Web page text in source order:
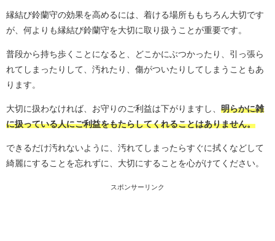
縁結び鈴蘭守の効果を高めるには、着ける場所ももちろん大切です
が、何よりも縁結び鈴蘭守を大切に取り扱うことが重要です。
普段から持ち歩くことになると、どこかにぶつかったり、引っ張ら
れてしまったりして、汚れたり、傷がついたりしてしまうこともあ
ります。
大切に扱わなければ、お守りのご利益は下がりますし、 明らかに雑
に扱っている人にご利益をもたらしてくれることはありません。
できるだけ汚れないように、汚れてしまったらすぐに拭くなどして
綺麗にすることを忘れずに、大切にすることを心がけてください。
スポンサーリンク